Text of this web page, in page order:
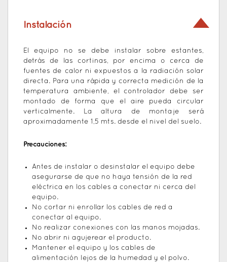
Instalación
El equipo no se debe instalar sobre estantes,
detrás de las cortinas, por encima o cerca de
fuentes de calor ni expuestos a la radiación solar
directa. Para una rápida y correcta medición de la
temperatura ambiente, el controlador debe ser
montado de forma que el aire pueda circular
verticalmente. La altura de montaje será
aproximadamente 1,5 mts. desde el nivel del suelo.
Precauciones:
Antes de instalar o desinstalar el equipo debe
asegurarse de que no haya tensión de la red
eléctrica en los cables a conectar ni cerca del
equipo.
No cortar ni enrollar los cables de red a
conectar al equipo.
No realizar conexiones con las manos mojadas.
No abrir ni agujerear el producto.
Mantener el equipo y los cables de
alimentación lejos de la humedad y el polvo.